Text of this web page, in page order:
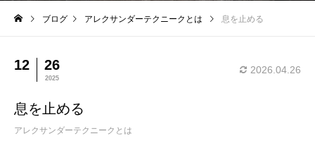
ブログ アレクサンダーテクニークとは 息を止める
12 26
2025
2026.04.26
息を止める
アレクサンダーテクニークとは